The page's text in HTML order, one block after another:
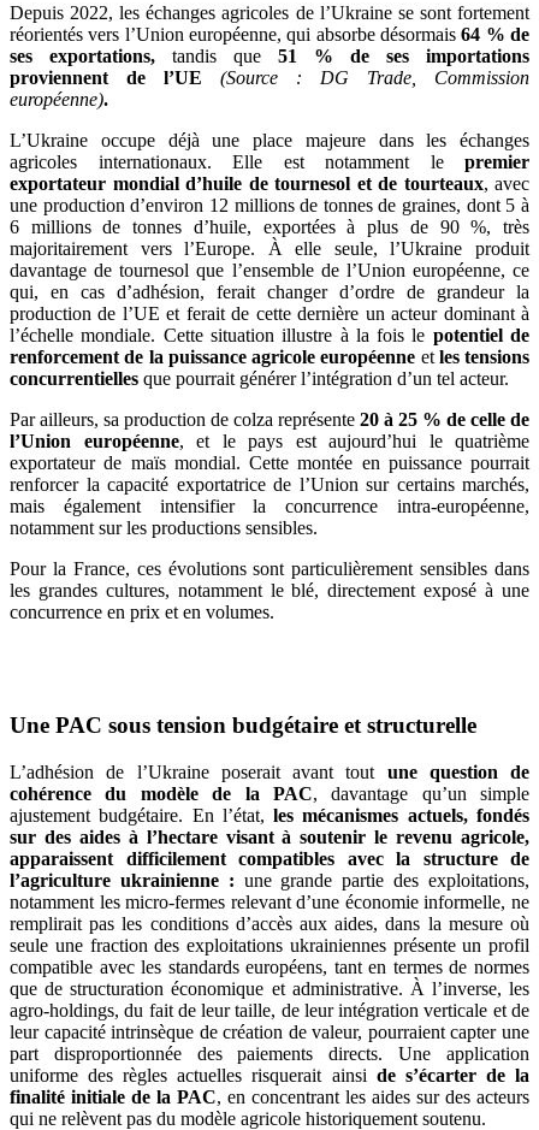
Depuis 2022, les échanges agricoles de l’Ukraine se sont fortement
réorientés vers l’Union européenne, qui absorbe désormais64 % de
ses exportations, tandis que 51 % de ses importations
proviennent de l’UE (Source : DG Trade, Commission
européenne).
L’Ukraine occupe déjà une place majeure dans les échanges
agricoles internationaux. Elle est notamment le premier
exportateur mondial d’huile de tournesol et de tourteaux, avec
une production d’environ 12 millions de tonnes de graines, dont 5 à
6 millions de tonnes d’huile, exportées à plus de 90 %, très
majoritairement vers l’Europe. À elle seule, l’Ukraine produit
davantage de tournesol que l’ensemble de l’Union européenne, ce
qui, en cas d’adhésion, ferait changer d’ordre de grandeur la
production de l’UE et ferait de cette dernière un acteur dominant à
l’échelle mondiale. Cette situation illustre à la fois le potentiel de
renforcement de la puissance agricole européenne et les tensions
concurrentielles que pourrait générer l’intégration d’un tel acteur.
Par ailleurs, sa production de colza représente 20 à 25 % de celle de
l’Union européenne, et le pays est aujourd’hui le quatrième
exportateur de maïs mondial. Cette montée en puissance pourrait
renforcer la capacité exportatrice de l’Union sur certains marchés,
mais également intensifier la concurrence intra-européenne,
notamment sur les productions sensibles.
Pour la France, ces évolutions sont particulièrement sensibles dans
les grandes cultures, notamment le blé, directement exposé à une
concurrence en prix et en volumes.
Une PAC sous tension budgétaire et structurelle
L’adhésion de l’Ukraine poserait avant tout une question de
cohérence du modèle de la PAC, davantage qu’un simple
ajustement budgétaire. En l’état,les mécanismes actuels, fondés
sur des aides à l’hectare visant à soutenir le revenu agricole,
apparaissent difficilement compatibles avec la structure de
l’agriculture ukrainienne : une grande partie des exploitations,
notamment les micro-fermes relevant d’une économie informelle, ne
remplirait pas les conditions d’accès aux aides, dans la mesure où
seule une fraction des exploitations ukrainiennes présente un profil
compatible avec les standards européens, tant en termes de normes
que de structuration économique et administrative. À l’inverse, les
agro-holdings, du fait de leur taille, de leur intégration verticale et de
leur capacité intrinsèque de création de valeur, pourraient capter une
part disproportionnée des paiements directs. Une application
uniforme des règles actuelles risquerait ainsi de s’écarter de la
finalité initiale de la PAC, en concentrant les aides sur des acteurs
qui ne relèvent pas du modèle agricole historiquement soutenu.